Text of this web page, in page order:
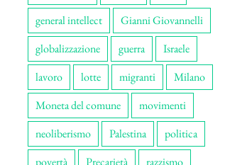
general intellect
Gianni Giovannelli
globalizzazione
guerra
Israele
lavoro
lotte migranti
Milano
Moneta del comune
movimenti
neoliberismo
Palestina
politica
povertà
Precarietà
razzismo